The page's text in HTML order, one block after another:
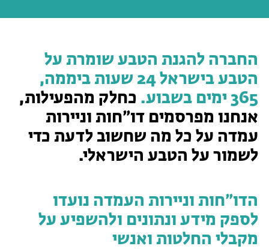
הזמינו פעילויות וטיולים מודרכים
בתי ספר שדה
טיולים למבוגרים: ארץ אהבתי
מחנות קיץ
המגזין – כל מה שקורה בטבע
חופשות בבתי ספר שדה
ארץ אהבתי – קבוצות טיולים למבוגרים
החברה להגנת הטבע שומרת על
הטבע בישראל 24 שעות ביממה,
365 ימים בשבוע.
כחלק מהפעילות,
אנחנו מפרסמים דו״חות וניירות
עמדה על כל מה שחשוב לדעת כדי
לשמור על הטבע הישראלי.
הדו״חות וניירות העמדה נועדו
לספק מידע ונתונים ולהשפיע על
מקבלי החלטות ואנשי